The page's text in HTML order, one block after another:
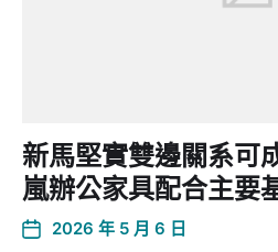
新馬堅實雙邊關系可
嵐辦公家具配合主要
2026 年 5 月 6 日